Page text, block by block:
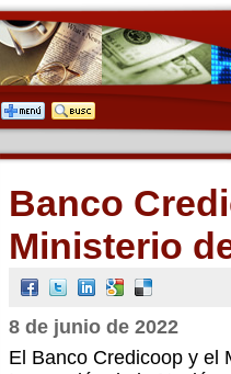
Banco
Ministerio
8 de junio de 2022
El Banco Credicoop y el